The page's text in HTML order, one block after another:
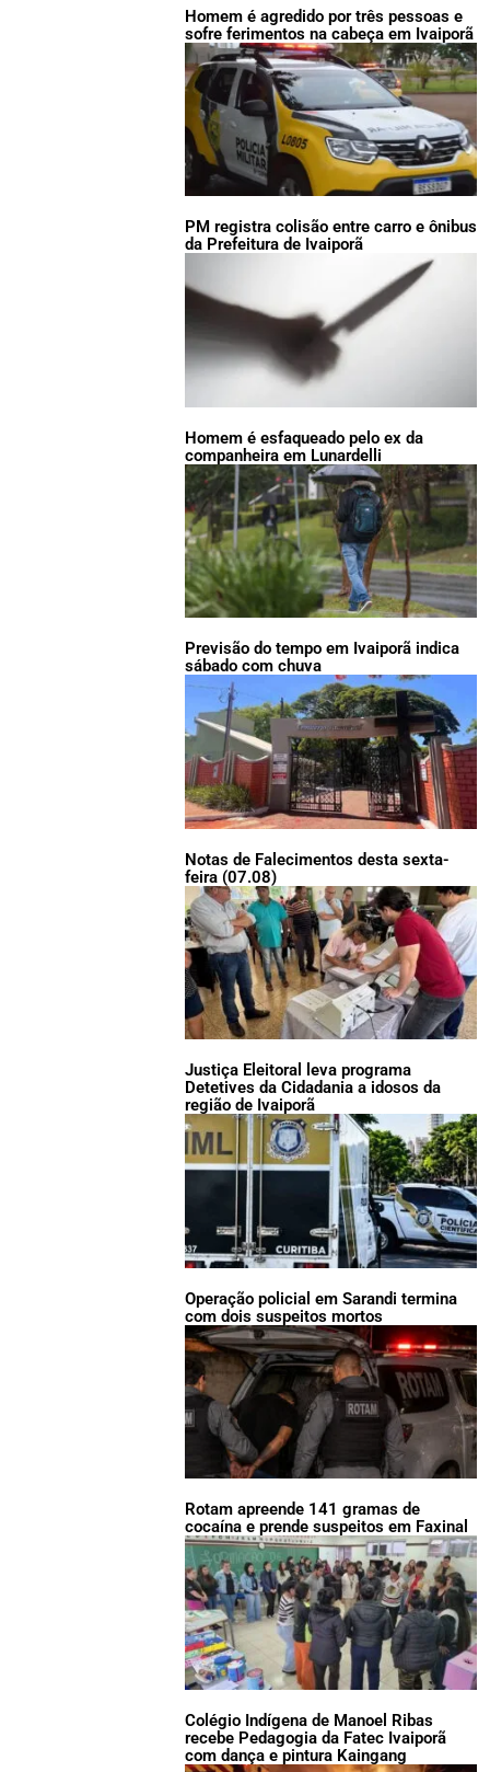
Homem é agredido por três pessoas e
sofre ferimentos na cabeça em Ivaiporã
PM registra colisão entre carro e ônibus
da Prefeitura de Ivaiporã
Homem é esfaqueado pelo ex da
companheira em Lunardelli
Previsão do tempo em Ivaiporã indica
sábado com chuva
Notas de Falecimentos desta sexta-
feira (07.08)
Justiça Eleitoral leva programa
Detetives da Cidadania a idosos da
região de Ivaiporã
Operação policial em Sarandi termina
com dois suspeitos mortos
Rotam apreende 141 gramas de
cocaína e prende suspeitos em Faxinal
Colégio Indígena de Manoel Ribas
recebe Pedagogia da Fatec Ivaiporã
com dança e pintura Kaingang